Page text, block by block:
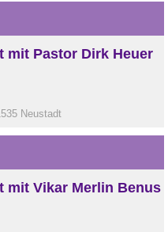
Pastor Dirk Heuer
Neustadt
mit Vikar Merlin Benus